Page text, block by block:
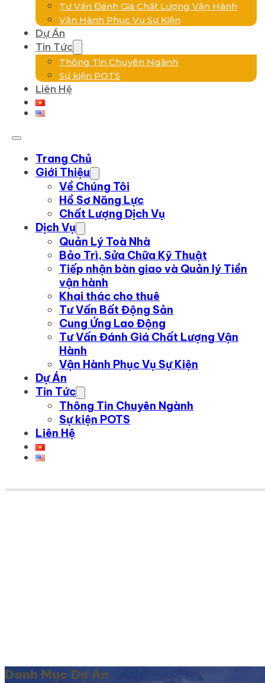
Tư Vấn Đánh Giá Chất Lượng Vận Hành
Vận Hành Phục Vụ Sự Kiện
Dự Án
Tin Tức
Thông Tin Chuyên Ngành
Sự kiện POTS
Liên Hệ
Trang Chủ
Giới Thiệu
Về Chúng Tôi
Hồ Sơ Năng Lực
Chất Lượng Dịch Vụ
Dịch Vụ
Quản Lý Toà Nhà
Bảo Trì, Sửa Chữa Kỹ Thuật
Tiếp nhận bàn giao và Quản lý Tiền
vận hành
Khai thác cho thuê
Tư Vấn Bất Động Sản
Cung Ứng Lao Động
Tư Vấn Đánh Giá Chất Lượng Vận
Hành
Vận Hành Phục Vụ Sự Kiện
Dự Án
Tin Tức
Thông Tin Chuyên Ngành
Sự kiện POTS
Liên Hệ
Danh Mục Dự Án